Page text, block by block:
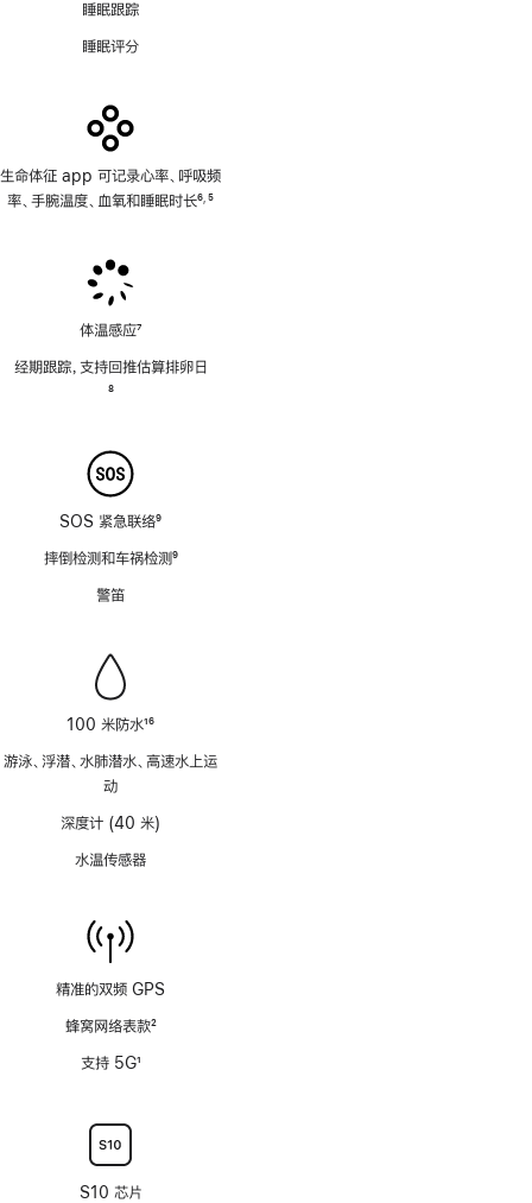
睡眠跟踪
睡眠评分
生命体征 app 可记录心率、呼吸频
率、手腕温度、血氧和睡眠时长6 5
体温感应7
经期跟踪，支持回推估算排卵日
8
SOS 紧急联络9
摔倒检测和车祸检测9
警笛
100 米防水16
游泳、浮潜、水肺潜水、高速水上运
动
深度计 (40 米)
水温传感器
精准的双频 GPS
蜂窝网络表款2
支持 5G1
S10 芯片